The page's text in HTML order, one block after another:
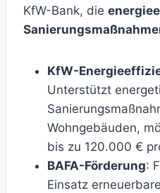
KfW-Bank, die
KfW-
Unterstützt
Wohngebäuden,
bis zu 120.000 €
BAFA-Förderung:
Einsatz